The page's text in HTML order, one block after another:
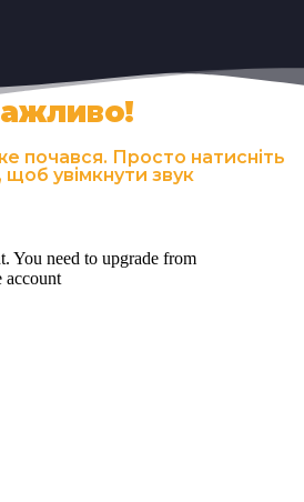
почався. Просто натисніть
щоб увімкнути звук